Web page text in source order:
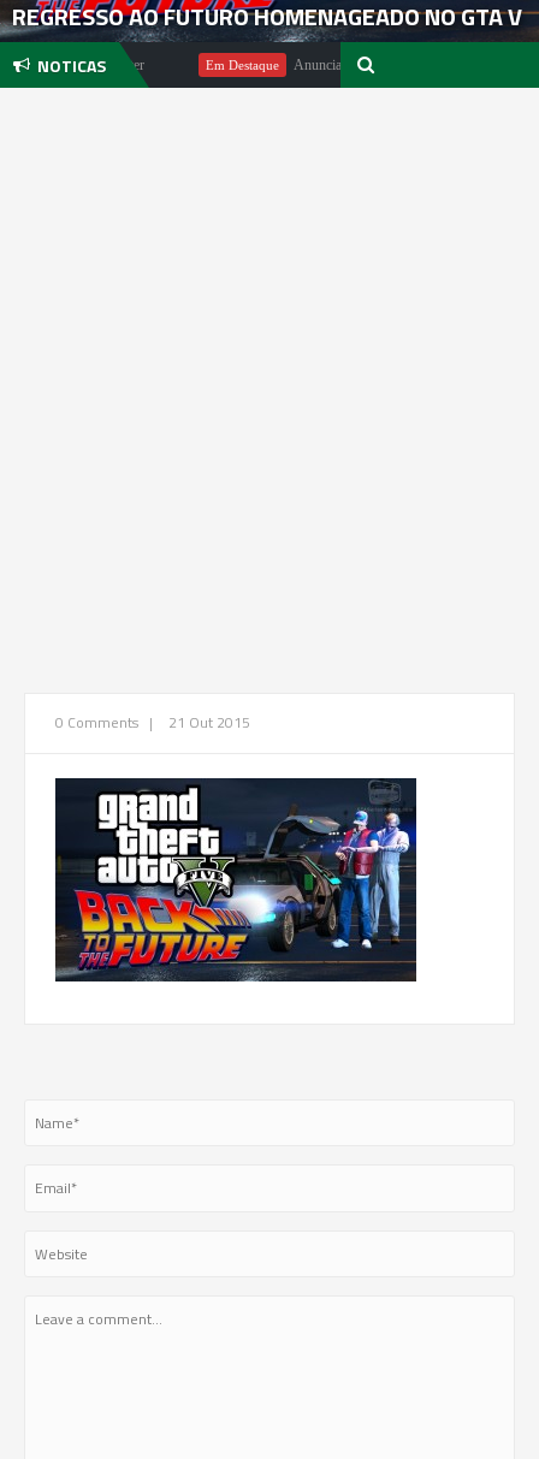
REGRESSO AO FUTURO HOMENAGEADO NO GTA V
NOTICAS
Michael Pachter Em Destaque Anunciado DualSense The Last of Us Limited
0 Comments | 21 Out 2015